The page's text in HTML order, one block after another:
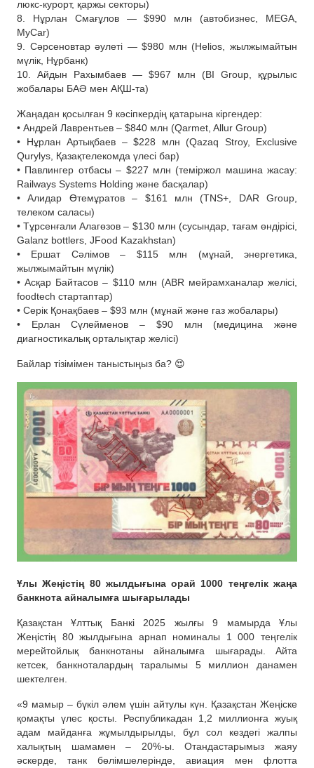
люкс-курорт, қаржы секторы)
8. Нұрлан Смағұлов — $990 млн (автобизнес, MEGA,
MyCar)
9. Сәрсеновтар әулеті — $980 млн (Helios, жылжымайтын
мүлік, Нұрбанк)
10. Айдын Рахымбаев — $967 млн (BI Group, құрылыс
жобалары БАӘ мен АҚШ-та)
Жаңадан қосылған 9 кәсіпкердің қатарына кіргендер:
• Андрей Лаврентьев – $840 млн (Qarmet, Allur Group)
• Нұрлан Артықбаев – $228 млн (Qazaq Stroy, Exclusive
Qurylys, Қазақтелекомда үлесі бар)
• Павлингер отбасы – $227 млн (теміржол машина жасау:
Railways Systems Holding және басқалар)
• Алидар Өтемұратов – $161 млн (TNS+, DAR Group,
телеком саласы)
• Тұрсенғали Алагөзов – $130 млн (сусындар, тағам өндірісі,
Galanz bottlers, JFood Kazakhstan)
• Ершат Сәлімов – $115 млн (мұнай, энергетика,
жылжымайтын мүлік)
• Асқар Байтасов – $110 млн (ABR мейрамханалар желісі,
foodtech стартаптар)
• Серік Қонақбаев – $93 млн (мұнай және газ жобалары)
• Ерлан Сүлейменов – $90 млн (медицина және
диагностикалық орталықтар желісі)
Байлар тізімімен таныстыңыз ба? 😍
Ұлы Жеңістің 80 жылдығына орай 1000 теңгелік жаңа
банкнота айналымға шығарылады
Қазақстан Ұлттық Банкі 2025 жылғы 9 мамырда Ұлы
Жеңістің 80 жылдығына арнап номиналы 1 000 теңгелік
мерейтойлық банкнотаны айналымға шығарады. Айта
кетсек, банкноталардың таралымы 5 миллион данамен
шектелген.
«9 мамыр – бүкіл әлем үшін айтулы күн. Қазақстан Жеңіске
қомақты үлес қосты. Республикадан 1,2 миллионға жуық
адам майданға жұмылдырылды, бұл сол кездегі жалпы
халықтың шамамен – 20%-ы. Отандастарымыз жаяу
әскерде, танк бөлімшелерінде, авиация мен флотта